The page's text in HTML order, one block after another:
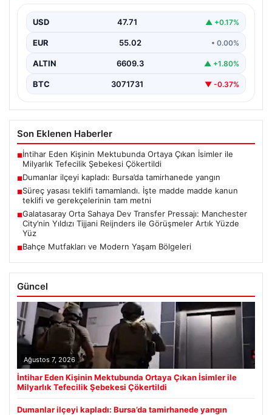
USD 47.71 ▲ +0.17%
EUR 55.02 • 0.00%
ALTIN 6609.3 ▲ +1.80%
BTC 3071731 ▼ -0.37%
Son Eklenen Haberler
■İntihar Eden Kişinin Mektubunda Ortaya Çıkan İsimler ile
Milyarlık Tefecilik Şebekesi Çökertildi
■Dumanlar ilçeyi kapladı: Bursa’da tamirhanede yangın
■Süreç yasası teklifi tamamlandı. İşte madde madde kanun
teklifi ve gerekçelerinin tam metni
■Galatasaray Orta Sahaya Dev Transfer Pressajı: Manchester
City’nin Yıldızı Tijjani Reijnders ile Görüşmeler Artık Yüzde
Yüz
■Bahçe Mutfakları ve Modern Yaşam Bölgeleri
Güncel
Ağustos 7, 2026
İntihar Eden Kişinin Mektubunda Ortaya Çıkan İsimler ile
Milyarlık Tefecilik Şebekesi Çökertildi
Dumanlar ilçeyi kapladı: Bursa’da tamirhanede yangın